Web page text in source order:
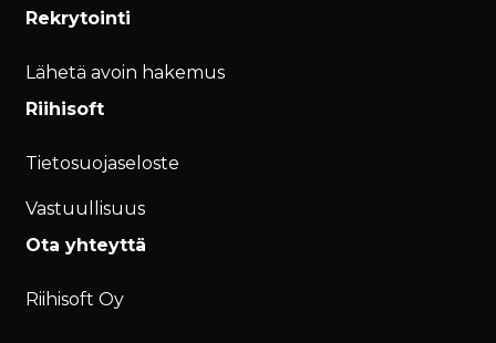
Rekrytointi
Lähetä avoin hakemus
Riihisoft
Tietosuojaseloste
Vastuullisuus
Ota yhteyttä
Riihisoft Oy